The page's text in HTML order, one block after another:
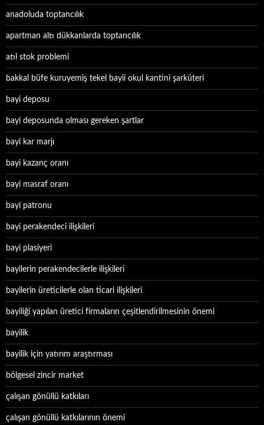
anadoluda toptancılık
apartman altı dükkanlarda toptancılık
atıl stok problemi
bakkal büfe kuruyemiş tekel bayii okul kantini şarküteri
bayi deposu
bayi deposunda olması gereken şartlar
bayi kar marjı
bayi kazanç oranı
bayi masraf oranı
bayi patronu
bayi perakendeci ilişkileri
bayi plasiyeri
bayilerin perakendecilerle ilişkileri
bayilerin üreticilerle olan ticari ilişkileri
bayiliği yapılan üretici firmaların çeşitlendirilmesinin önemi
bayilik
bayilik için yatırım araştırması
bölgesel zincir market
çalışan gönüllü katkıları
çalışan gönüllü katkılarının önemi